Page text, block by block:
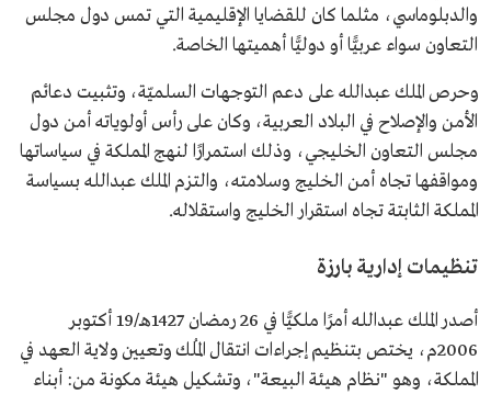
والدبلوماسي، مثلما كان للقضايا الإقليمية التي تمس دول مجلس
التعاون سواء عربيًّا أو دوليًّا أهميتها الخاصة.
وحرص الملك عبدالله على دعم التوجهات السلميّة، وتثبيت دعائم
الأمن والإصلاح في البلاد العربية، وكان على رأس أولوياته أمن دول
مجلس التعاون الخليجي، وذلك استمرارًا لنهج المملكة في سياساتها
ومواقفها تجاه أمن الخليج وسلامته، والتزم الملك عبدالله بسياسة
المملكة الثابتة تجاه استقرار الخليج واستقلاله.
تنظيمات إدارية بارزة
أصدر الملك عبدالله أمرًا ملكيًّا في 26 رمضان 1427هـ/19 أكتوبر
2006م، يختص بتنظيم إجراءات انتقال المُلك وتعيين ولاية العهد في
المملكة، وهو "نظام هيئة البيعة"، وتشكيل هيئة مكونة من: أبناء